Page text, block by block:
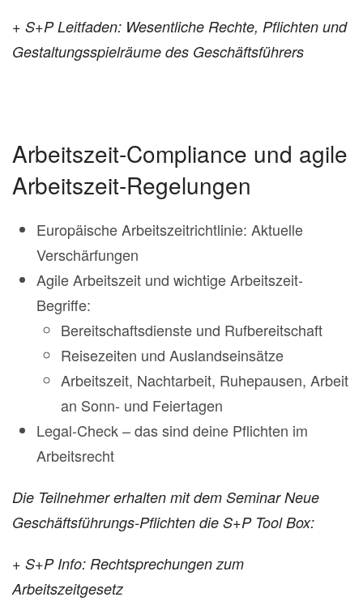
+ S+P Leitfaden: Wesentliche Rechte, Pflichten und
Gestaltungsspielräume des Geschäftsführers
Arbeitszeit-Compliance und agile
Arbeitszeit-Regelungen
Europäische Arbeitszeitrichtlinie: Aktuelle
Verschärfungen
Agile Arbeitszeit und wichtige Arbeitszeit-
Begriffe:
Bereitschaftsdienste und Rufbereitschaft
Reisezeiten und Auslandseinsätze
Arbeitszeit, Nachtarbeit, Ruhepausen, Arbeit
an Sonn- und Feiertagen
Legal-Check – das sind deine Pflichten im
Arbeitsrecht
Die Teilnehmer erhalten mit dem Seminar Neue
Geschäftsführungs-Pflichten die S+P Tool Box:
+ S+P Info: Rechtsprechungen zum
Arbeitszeitgesetz